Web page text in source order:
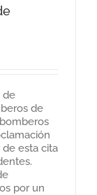
de
de
esta cita
por un